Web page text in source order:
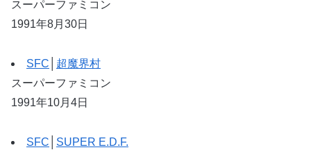
スーパーファミコン
1991年8月30日
SFC
超魔界村
スーパーファミコン
1991年10月4日
SFC
SUPER E.D.F.